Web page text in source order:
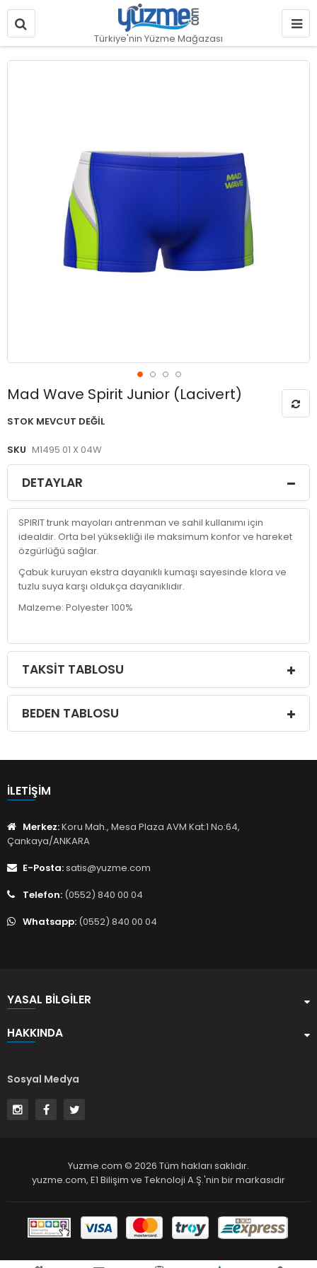
Türkiye'nin Yüzme Mağazası
Mad Wave Spirit Junior (Lacivert)
STOK MEVCUT DEĞIL
SKU M1495 01 X 04W
Resim
Resim
başlangıcına
DETAYLAR
SPIRIT trunk mayoları antrenman ve sahil kullanımı için
idealdir. Orta bel yüksekliği ile maksimum konfor ve hareket
özgürlüğü sağlar.
Çabuk kuruyan ekstra dayanıklı kumaşı sayesinde klora ve
tuzlu suya karşı oldukça dayanıklıdır.
Malzeme: Polyester 100%
TAKSIT TABLOSU
BEDEN TABLOSU
İLETIŞIM
Merkez:Koru Mah., Mesa Plaza AVM Kat:1 No:64,
Çankaya/ANKARA
E-Posta:satis@yuzme.com
Telefon: (0552) 840 00 04
Whatsapp: (0552) 840 00 04
YASAL BILGILER
HAKKINDA
Sosyal Medya
Yuzme.com © 2026 Tüm hakları saklıdır.
yuzme.com, E1 Bilişim ve Teknoloji A.Ş.'nin bir markasıdır